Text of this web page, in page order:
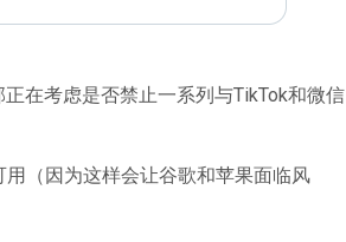
在考虑是否禁止一系列与TikTok和微信
（因为这样会让谷歌和苹果面临风